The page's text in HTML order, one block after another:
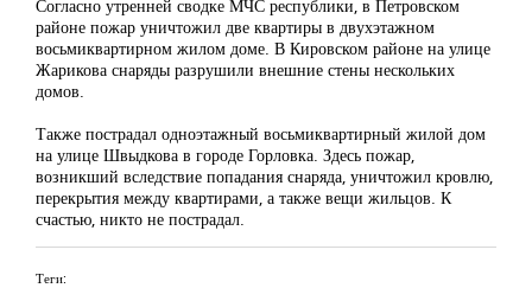
Согласно утренней сводке МЧС республики, в Петровском
районе пожар уничтожил две квартиры в двухэтажном
восьмиквартирном жилом доме. В Кировском районе на улице
Жарикова снаряды разрушили внешние стены нескольких
домов.
Также пострадал одноэтажный восьмиквартирный жилой дом
на улице Швыдкова в городе Горловка. Здесь пожар,
возникший вследствие попадания снаряда, уничтожил кровлю,
перекрытия между квартирами, а также вещи жильцов. К
счастью, никто не пострадал.
Теги: